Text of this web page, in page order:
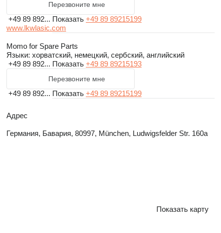
Перезвоните мне
+49 89 892... Показать +49 89 89215199
www.lkwlasic.com
Momo for Spare Parts
Языки: хорватский, немецкий, сербский, английский
+49 89 892... Показать +49 89 89215193
Перезвоните мне
+49 89 892... Показать +49 89 89215199
Адрес
Германия, Бавария, 80997, München, Ludwigsfelder Str. 160a
Показать карту